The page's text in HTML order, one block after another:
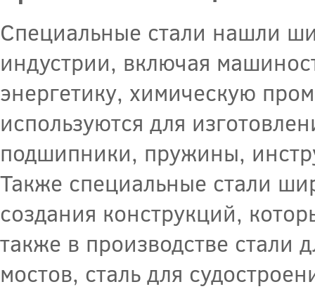
Специальные стали нашли
индустрии, включая
энергетику, химическую
используются для
подшипники, пружины,
Также специальные стали
создания конструкций,
также в производстве стали
мостов, сталь для